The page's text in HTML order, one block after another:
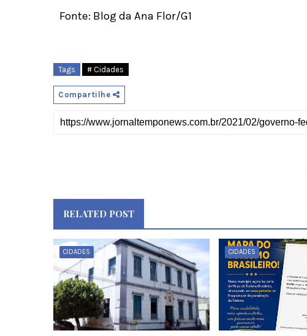
Fonte: Blog da Ana Flor/G1
Tags # Cidades
Compartilhe
RELATED POST
CIDADES CIDADES